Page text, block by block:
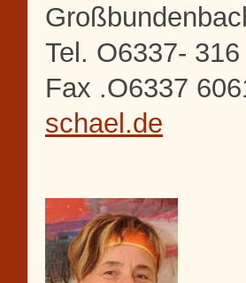
Tel. O6337- 316
Fax .O6337
schael.de